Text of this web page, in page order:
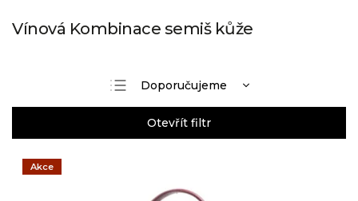
Vínová Kombinace semiš kůže
Doporučujeme
Nejlevnější
Nejdražší
Abecedně
Otevřít filtr
Akce